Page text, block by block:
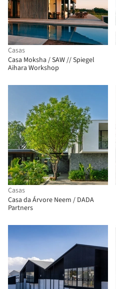
Casas
Casa Moksha / SAW // Spiegel
Aihara Workshop
Casas
Casa da Árvore Neem / DADA
Partners